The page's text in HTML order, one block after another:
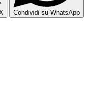
Condividi su WhatsApp